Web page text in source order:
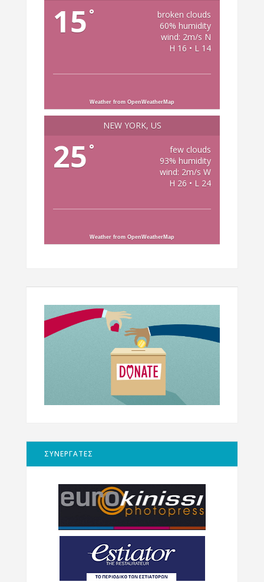
15 °
broken clouds
60% humidity
wind: 2m/s N
H 16 • L 14
Weather from OpenWeatherMap
NEW YORK, US
25 °
few clouds
93% humidity
wind: 2m/s W
H 26 • L 24
Weather from OpenWeatherMap
ΣΥΝΕΡΓΑΤΕΣ